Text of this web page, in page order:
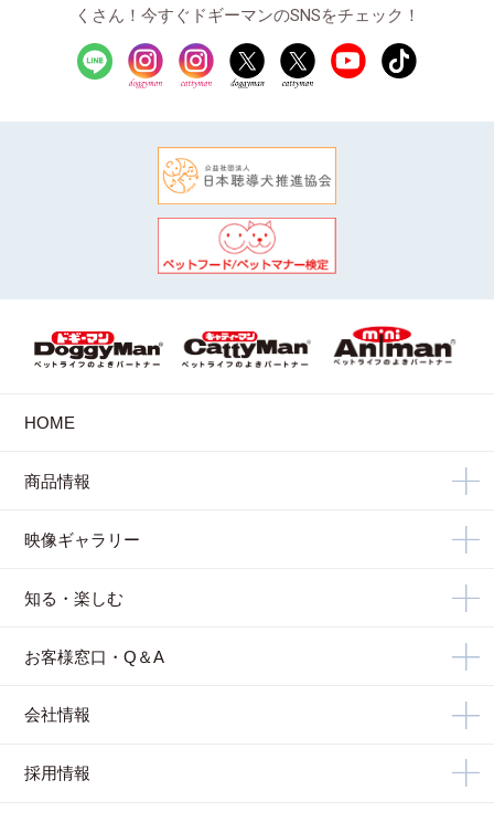
くさん！今すぐドギーマンのSNSをチェック！
HOME
商品情報
映像ギャラリー
知る・楽しむ
お客様窓口・Q＆A
会社情報
採用情報